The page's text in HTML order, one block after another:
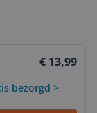
€ 13,99
bezorgd >